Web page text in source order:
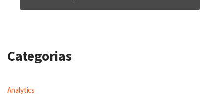
Categorias
Analytics